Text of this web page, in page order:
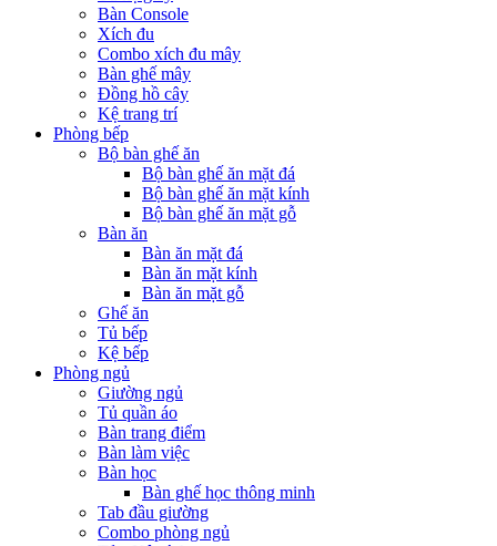
Bàn Console
Xích đu
Combo xích đu mây
Bàn ghế mây
Đồng hồ cây
Kệ trang trí
Phòng bếp
Bộ bàn ghế ăn
Bộ bàn ghế ăn mặt đá
Bộ bàn ghế ăn mặt kính
Bộ bàn ghế ăn mặt gỗ
Bàn ăn
Bàn ăn mặt đá
Bàn ăn mặt kính
Bàn ăn mặt gỗ
Ghế ăn
Tủ bếp
Kệ bếp
Phòng ngủ
Giường ngủ
Tủ quần áo
Bàn trang điểm
Bàn làm việc
Bàn học
Bàn ghế học thông minh
Tab đầu giường
Combo phòng ngủ